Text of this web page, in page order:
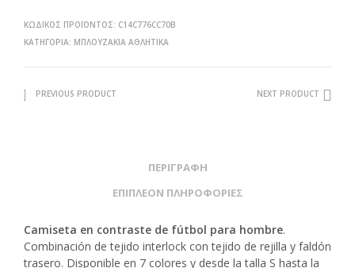
ΚΩΔΙΚΌΣ ΠΡΟΪΌΝΤΟΣ: C14C776CC70B
ΚΑΤΗΓΟΡΊΑ: ΜΠΛΟΥΖΆΚΙΑ ΑΘΛΗΤΙΚΆ
PREVIOUS PRODUCT NEXT PRODUCT
ΠΕΡΙΓΡΑΦΉ
ΕΠΙΠΛΈΟΝ ΠΛΗΡΟΦΟΡΊΕΣ
Camiseta en contraste de fútbol para hombre.
Combinación de tejido interlock con tejido de rejilla y faldón
trasero. Disponible en 7 colores y desde la talla S hasta la